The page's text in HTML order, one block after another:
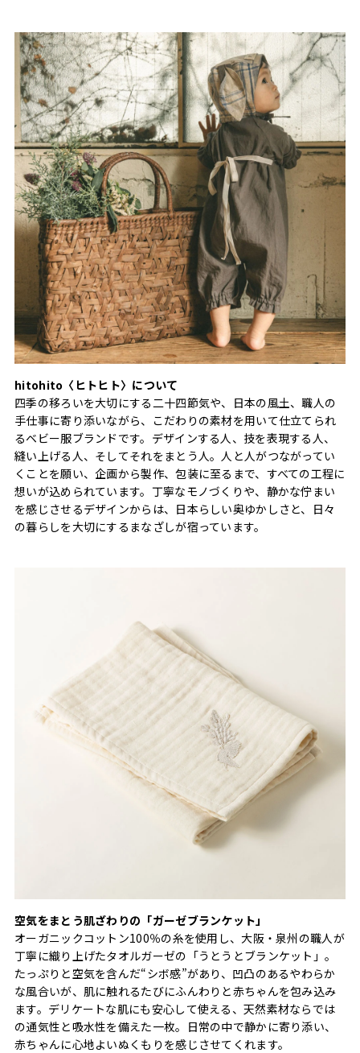
hitohito〈ヒトヒト〉について
四季の移ろいを大切にする二十四節気や、日本の風土、職人の
手仕事に寄り添いながら、こだわりの素材を用いて仕立てられ
るベビー服ブランドです。デザインする人、技を表現する人、
縫い上げる人、そしてそれをまとう人。人と人がつながってい
くことを願い、企画から製作、包装に至るまで、すべての工程に
想いが込められています。丁寧なモノづくりや、静かな佇まい
を感じさせるデザインからは、日本らしい奥ゆかしさと、日々
の暮らしを大切にするまなざしが宿っています。
空気をまとう肌ざわりの「ガーゼブランケット」
オーガニックコットン100％の糸を使用し、大阪・泉州の職人が
丁寧に織り上げたタオルガーゼの「うとうとブランケット」。
たっぷりと空気を含んだ“シボ感”があり、凹凸のあるやわらか
な風合いが、肌に触れるたびにふんわりと赤ちゃんを包み込み
ます。デリケートな肌にも安心して使える、天然素材ならでは
の通気性と吸水性を備えた一枚。日常の中で静かに寄り添い、
赤ちゃんに心地よいぬくもりを感じさせてくれます。